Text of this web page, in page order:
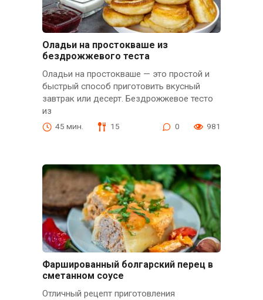
Оладьи на простокваше из
бездрожжевого теста
Оладьи на простокваше — это простой и
быстрый способ приготовить вкусный
завтрак или десерт. Бездрожжевое тесто
из
45 мин. 15 0 981
Фаршированный болгарский перец в
сметанном соусе
Отличный рецепт приготовления